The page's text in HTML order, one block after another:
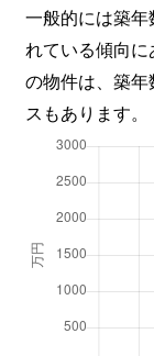
一般的には築
れている傾向
の物件は、築
スもあります。